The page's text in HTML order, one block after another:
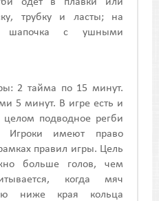
трубку и ласты; на
шапочка с ушными
2 тайма по 15 минут.
5 минут. В игре есть и
подводное регби
Игроки имеют право
правил игры. Цель
больше голов, чем
когда мяч
ниже края кольца